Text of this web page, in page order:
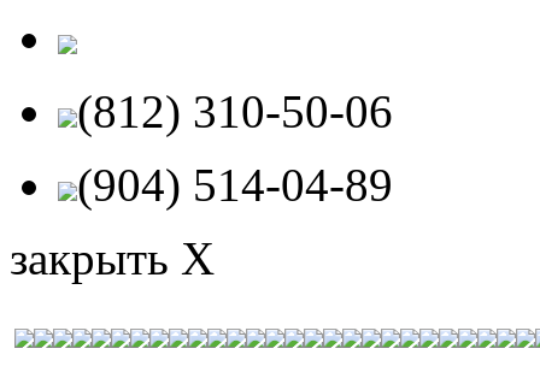
(812) 310-50-06
(904) 514-04-89
закрыть X